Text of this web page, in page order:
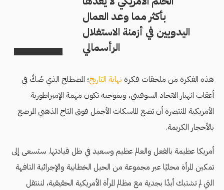
بأكثر مما وعد العمال
اليدويين في أزمنة الاستغلال
الرأسمالي
هذه الفكرة من ملحقات فكرة نهاية التاريخ؛ المصطلح الذي صُكَّ في
أعقاب انهيار الاتحاد السوفيتي، وبموجبه تكون مهمة الإمبراطورية
الأمريكية المنتصرة أن تضع الماسكات الأجمل فوق التاج الذهبي المرصع
بالأحجار الكريمة.
أمريكا عظيمة بالفعل والعالم عظيم وسعيد في ظل قيادتها. ستسعى إلى
تمكين المرأة محليًا عبر مجموعة من الحيل الخطابية والإجرائية التافهة
التي لم تشتبك أبدًا بجدية مع مظالم المرأة الأمريكية الحقيقية، لننتقل